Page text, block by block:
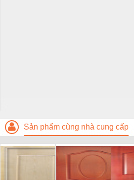
Sản phẩm cùng nhà cung cấp